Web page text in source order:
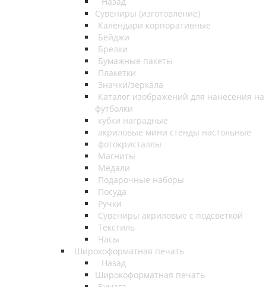
Сувениры (изготовление)
Календари корпоративные
Бейджи
Брелки
Бумажные пакеты
Плакетки
Значки/зеркала
Каталог изображений для нанесения на
футболки
кубки наградные
акриловые мини стенды настольные
фотокристаллы
Магниты
Медали
Подарочные наборы
Посуда
Ручки
Сувениры акриловые с подсветкой
Текстиль
Часы
Широкоформатная печать
Назад
Широкоформатная печать